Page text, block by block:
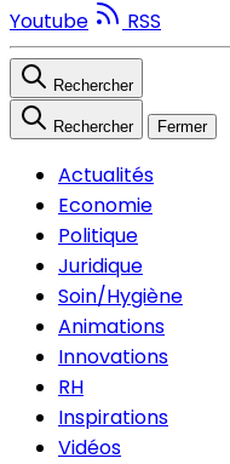
Youtube
RSS
Rechercher
Rechercher Fermer
Actualités
Economie
Politique
Juridique
Soin/Hygiène
Animations
Innovations
RH
Inspirations
Vidéos